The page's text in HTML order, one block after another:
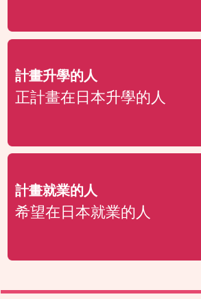
計畫升學的人
正計畫在日本升學的人
計畫就業的人
希望在日本就業的人